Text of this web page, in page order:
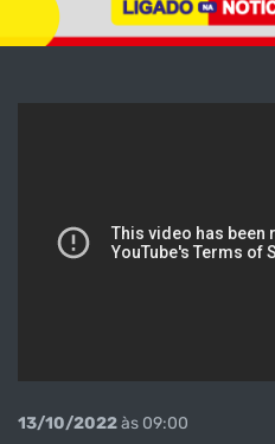
13/10/2022às 09:00